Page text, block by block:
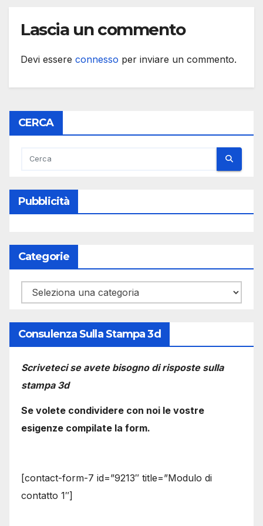
Lascia un commento
Devi essere connesso per inviare un commento.
CERCA
Pubblicità
Categorie
Categorie
Consulenza Sulla Stampa 3d
Scriveteci se avete bisogno di risposte sulla
stampa 3d
Se volete condividere con noi le vostre
esigenze compilate la form.
[contact-form-7 id=”9213″ title=”Modulo di
contatto 1″]